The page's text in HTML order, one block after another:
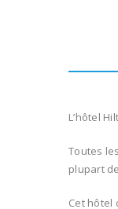
L’hôtel
Toutes
plupart
Cet hôtel